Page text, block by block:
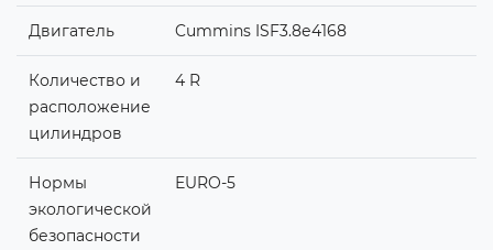
Двигатель Cummins ISF3.8е4168
Количество и
расположение
цилиндров
4 R
Нормы
экологической
безопасности
ЕURO-5